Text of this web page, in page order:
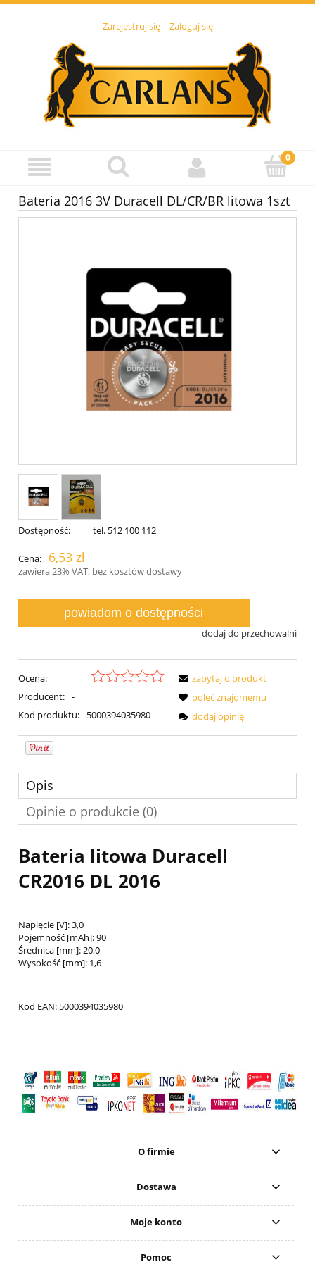
Zarejestruj się Zaloguj się
Bateria 2016 3V Duracell DL/CR/BR litowa 1szt
Dostępność: tel. 512 100 112
Cena: 6,53 zł
zawiera 23% VAT, bez kosztów dostawy
powiadom o dostępności
dodaj do przechowalni
Ocena:
Producent: -
Kod produktu:
5000394035980
zapytaj o produkt
poleć znajomemu
dodaj opinię
Opis
Opinie o produkcie (0)
Bateria litowa Duracell
CR2016 DL 2016
Napięcie [V]: 3,0
Pojemność [mAh]: 90
Średnica [mm]: 20,0
Wysokość [mm]: 1,6
Kod EAN: 5000394035980
O firmie
Dostawa
Moje konto
Pomoc